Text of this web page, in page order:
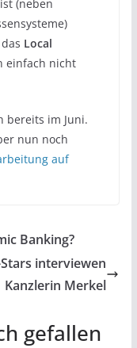
(neben
Local
einfach nicht
bereits im Juni.
nun noch
auf
Banking?
interviewen
Kanzlerin Merkel
gefallen